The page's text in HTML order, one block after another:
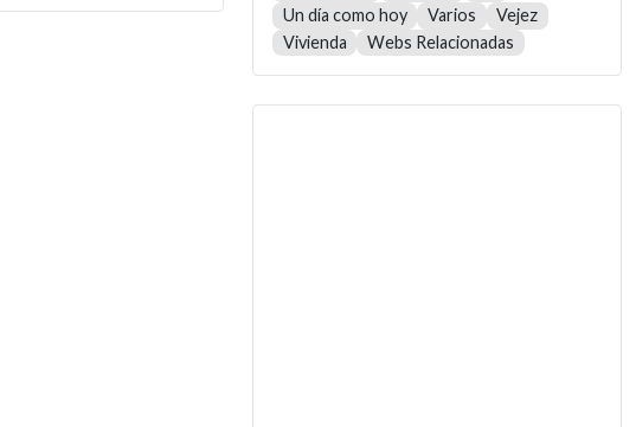
Un día como hoy
Varios
Vejez
Vivienda
Webs Relacionadas